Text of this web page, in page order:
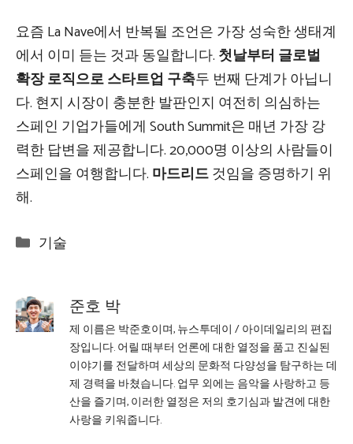
요즘 La Nave에서 반복될 조언은 가장 성숙한 생태계
에서 이미 듣는 것과 동일합니다. 첫날부터 글로벌
확장 로직으로 스타트업 구축두 번째 단계가 아닙니
다. 현지 시장이 충분한 발판인지 여전히 의심하는
스페인 기업가들에게 South Summit은 매년 가장 강
력한 답변을 제공합니다. 20,000명 이상의 사람들이
스페인을 여행합니다. 마드리드것임을 증명하기 위
해.
Categories
기술
준호 박
제 이름은 박준호이며, 뉴스투데이 / 아이데일리의 편집
장입니다. 어릴 때부터 언론에 대한 열정을 품고 진실된
이야기를 전달하며 세상의 문화적 다양성을 탐구하는 데
제 경력을 바쳤습니다. 업무 외에는 음악을 사랑하고 등
산을 즐기며, 이러한 열정은 저의 호기심과 발견에 대한
사랑을 키워줍니다.